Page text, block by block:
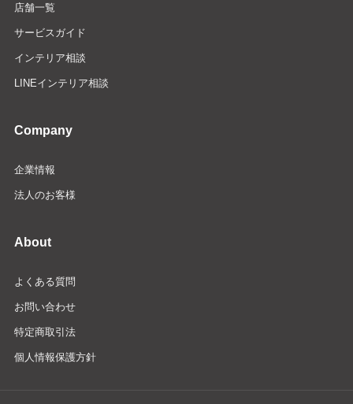
店舗一覧
サービスガイド
インテリア相談
LINEインテリア相談
Company
企業情報
法人のお客様
About
よくある質問
お問い合わせ
特定商取引法
個人情報保護方針